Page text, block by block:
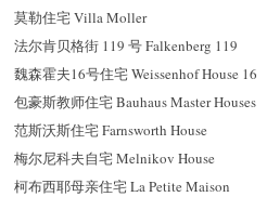
莫勒住宅 Villa Moller
法尔肯贝格街 119 号 Falkenberg 119
魏森霍夫16号住宅 Weissenhof House 16
包豪斯教师住宅 Bauhaus Master Houses
范斯沃斯住宅 Farnsworth House
梅尔尼科夫自宅 Melnikov House
柯布西耶母亲住宅 La Petite Maison